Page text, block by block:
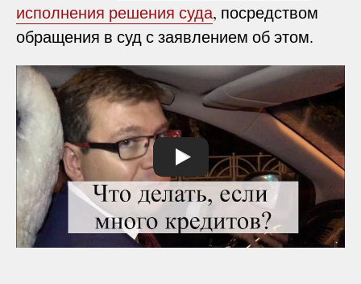
исполнения решения суда, посредством
обращения в суд с заявлением об этом.